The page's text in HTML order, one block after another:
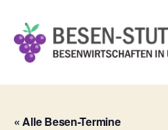
Stuttgart.de
« Alle Besen-Termine